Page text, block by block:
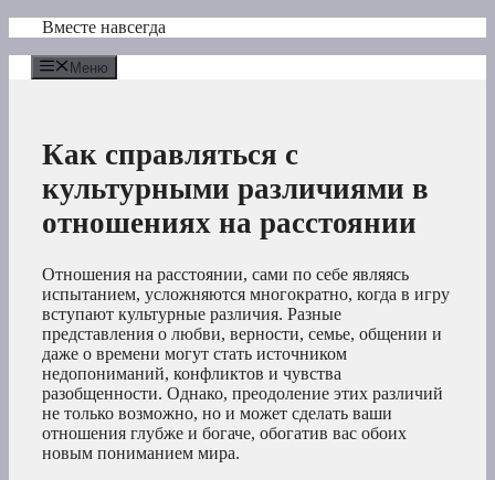
Перейти
содержимому
Вместе навсегда
Меню
Как справляться с
культурными различиями в
отношениях на расстоянии
Отношения на расстоянии, сами по себе являясь
испытанием, усложняются многократно, когда в игру
вступают культурные различия. Разные
представления о любви, верности, семье, общении и
даже о времени могут стать источником
недопониманий, конфликтов и чувства
разобщенности. Однако, преодоление этих различий
не только возможно, но и может сделать ваши
отношения глубже и богаче, обогатив вас обоих
новым пониманием мира.